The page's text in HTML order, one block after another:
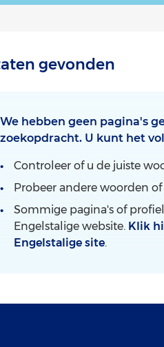
gevonden
We hebben geen pagina's
zoekopdracht. U kunt het
Controleer of u de juiste
Probeer andere woorden
Sommige pagina's of
Engelstalige website. Klik
Engelstalige site.